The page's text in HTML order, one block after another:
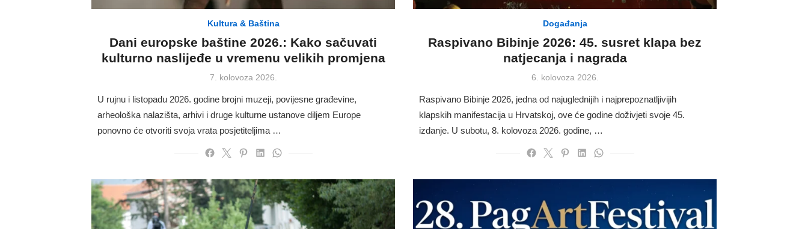
Kultura & Baština
Dani europske baštine 2026.: Kako sačuvati
kulturno naslijeđe u vremenu velikih promjena
Posted
7. kolovoza 2026.
U rujnu i listopadu 2026. godine brojni muzeji, povijesne građevine,
arheološka nalazišta, arhivi i druge kulturne ustanove diljem Europe
ponovno će otvoriti svoja vrata posjetiteljima …
Događanja
Raspivano Bibinje 2026: 45. susret klapa bez
natjecanja i nagrada
Posted
6. kolovoza 2026.
Raspivano Bibinje 2026, jedna od najuglednijih i najprepoznatljivijih
klapskih manifestacija u Hrvatskoj, ove će godine doživjeti svoje 45.
izdanje. U subotu, 8. kolovoza 2026. godine, …